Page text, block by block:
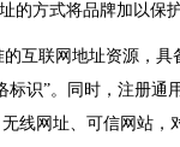
的方式将品牌加以保
联网地址资源，具
识”。同时，注册通
线网址、可信网站